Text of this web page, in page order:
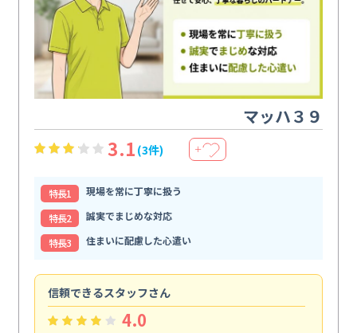
マッハ３９
3.1 (3件) ＋
特⻑1
現場を常に丁寧に扱う
特⻑2
誠実でまじめな対応
特⻑3
住まいに配慮した心遣い
信頼できるスタッフさん
4.0